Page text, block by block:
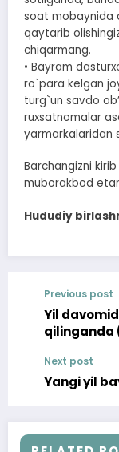
soat mobaynida
qaytarib
chiqarmang.
• Bayram
ro`para kelgan
turg`un savdo
ruxsatnomalar
yarmarkalaridan
Barchangizni
muborakbod
Hududiy
Previous post
Yil
qilinganda
Next post
Yangi yil